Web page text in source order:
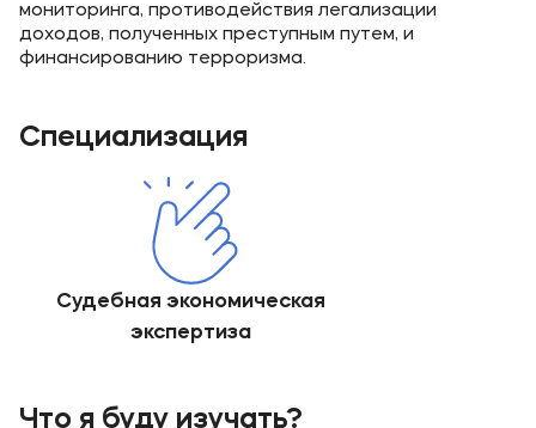
Подобрать программу
мониторинга, противодействия легализации
доходов, полученных преступным путем, и
финансированию терроризма.
Специализация
Судебная экономическая
экспертиза
Что я буду изучать?